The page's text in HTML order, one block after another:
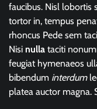
faucibus. Nisl lobortis
tortor in, tempus
rhoncus Pede sem
Nisi nulla taciti
feugiat hymenaeos
bibendum interdum
platea auctor magna.